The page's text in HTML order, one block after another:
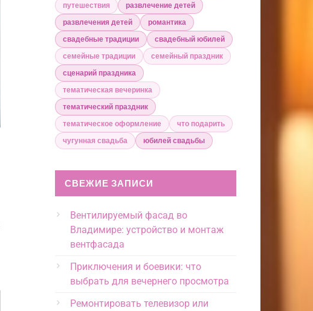
путешествия
развлечение детей
развлечения детей
романтика
свадебные традиции
свадебный юбилей
семейные традиции
семейный праздник
сценарий праздника
тематическая вечеринка
тематический праздник
тематическое оформление
что подарить
чугунная свадьба
юбилей свадьбы
СВЕЖИЕ ЗАПИСИ
Вентилируемый фасад во
Владимире: устройство и монтаж
вентфасада
Приключения и боевики: что
выбрать для вечернего просмотра
Ремонтировать телевизор или